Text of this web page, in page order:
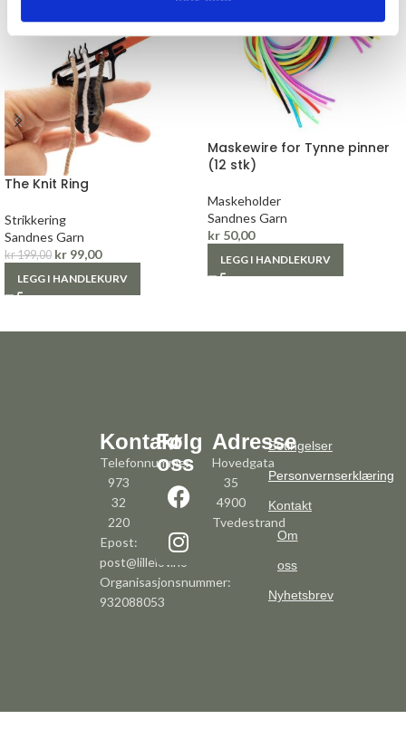
The Knit Ring
Strikkering
Sandnes Garn
kr199,00 kr 99,00
LEGG I HANDLEKURV
Maskewire for Tynne pinner
(12 stk)
Maskeholder
Sandnes Garn
kr 50,00
LEGG I HANDLEKURV
Kontakt
Telefonnummer:
973
32
220
Epost:
post@lillelov.no
Organisasjonsnummer:
932088053
Følg
oss
Adresse
Hovedgata
35
4900
Tvedestrand
Betingelser
Personvernserklæring
Kontakt
Om
oss
Nyhetsbrev